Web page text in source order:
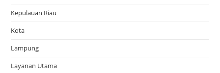
Kepulauan Riau
Kota
Lampung
Layanan Utama